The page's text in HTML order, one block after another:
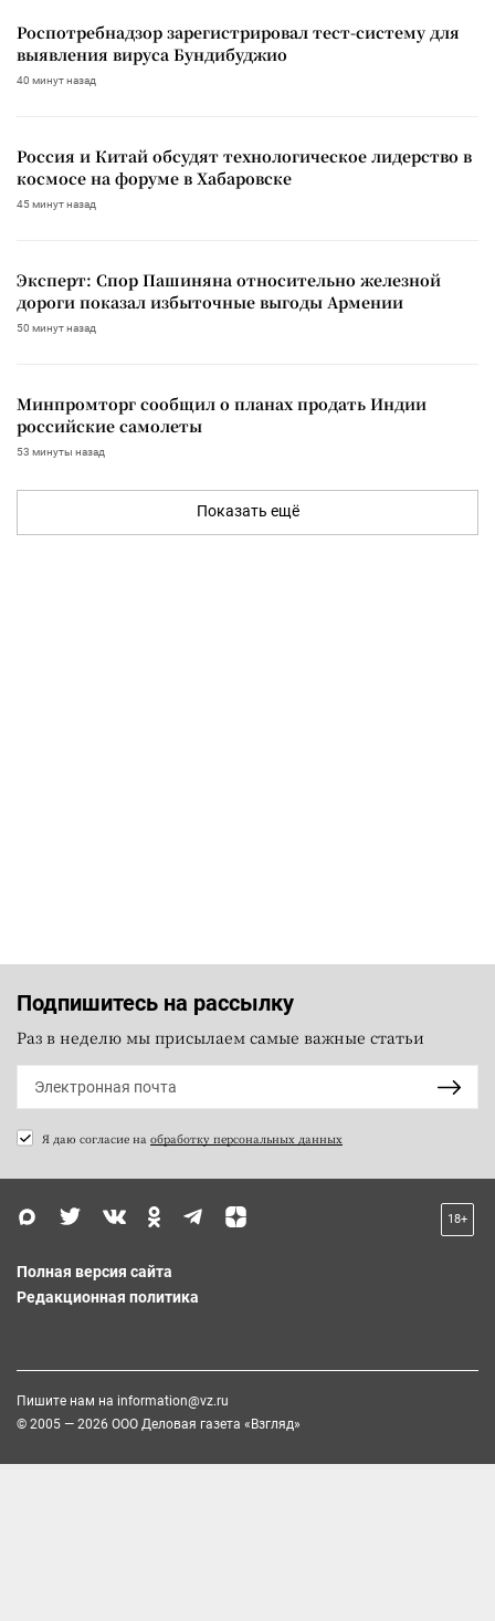
Роспотребнадзор зарегистрировал тест-систему для
выявления вируса Бундибуджио
40 минут назад
Россия и Китай обсудят технологическое лидерство в
космосе на форуме в Хабаровске
45 минут назад
Эксперт: Спор Пашиняна относительно железной
дороги показал избыточные выгоды Армении
50 минут назад
Минпромторг сообщил о планах продать Индии
российские самолеты
53 минуты назад
Показать ещё
Подпишитесь на рассылку
Раз в неделю мы присылаем самые важные статьи
Я даю согласие на обработку персональных данных
18+
Полная версия сайта
Редакционная политика
Пишите нам на information@vz.ru
© 2005 — 2026 ООО Деловая газета «Взгляд»